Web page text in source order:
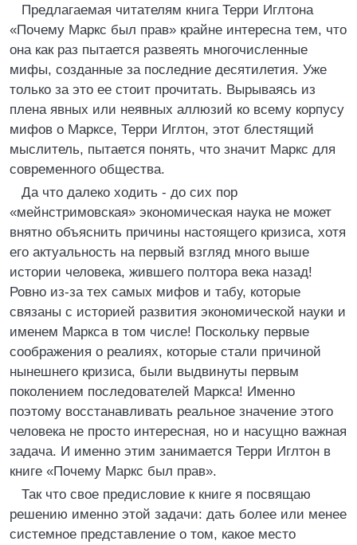
Предлагаемая читателям книга Терри Иглтона
«Почему Маркс был прав» крайне интересна тем, что
она как раз пытается развеять многочисленные
мифы, созданные за последние десятилетия. Уже
только за это ее стоит прочитать. Вырываясь из
плена явных или неявных аллюзий ко всему корпусу
мифов о Марксе, Терри Иглтон, этот блестящий
мыслитель, пытается понять, что значит Маркс для
современного общества.
Да что далеко ходить - до сих пор
«мейнстримовская» экономическая наука не может
внятно объяснить причины настоящего кризиса, хотя
его актуальность на первый взгляд много выше
истории человека, жившего полтора века назад!
Ровно из-за тех самых мифов и табу, которые
связаны с историей развития экономической науки и
именем Маркса в том числе! Поскольку первые
соображения о реалиях, которые стали причиной
нынешнего кризиса, были выдвинуты первым
поколением последователей Маркса! Именно
поэтому восстанавливать реальное значение этого
человека не просто интересная, но и насущно важная
задача. И именно этим занимается Терри Иглтон в
книге «Почему Маркс был прав».
Так что свое предисловие к книге я посвящаю
решению именно этой задачи: дать более или менее
системное представление о том, какое место